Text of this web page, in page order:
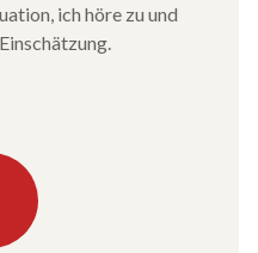
ich höre zu und